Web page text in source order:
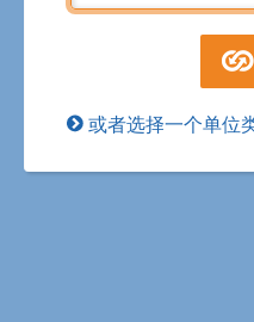
或者选择一个单位